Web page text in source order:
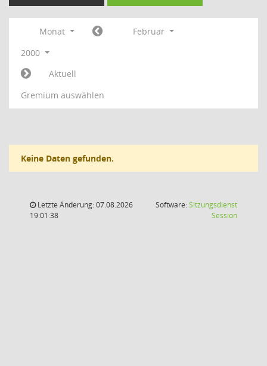
Monat
Februar
2000
Aktuell
Gremium auswählen
Keine Daten gefunden.
Letzte Änderung: 07.08.2026
19:01:38
Software:Sitzungsdienst
Session(Wird in